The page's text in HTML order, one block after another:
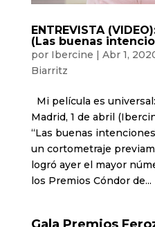
ENTREVISTA
(Las buenas
por Ibercine | Abr 1,
Biarritz
Mi película es
Madrid, 1 de abril
“Las buenas
un cortometraje
logró ayer el mayor
los Premios Cóndor de...